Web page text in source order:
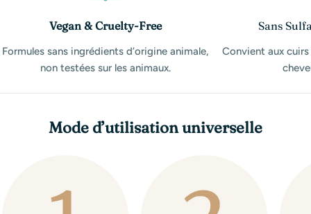
Vegan & Cruelty-Free
Formules sans ingrédients d’origine animale,
non testées sur les animaux.
Sans
Convient aux
Mode d’utilisation universelle